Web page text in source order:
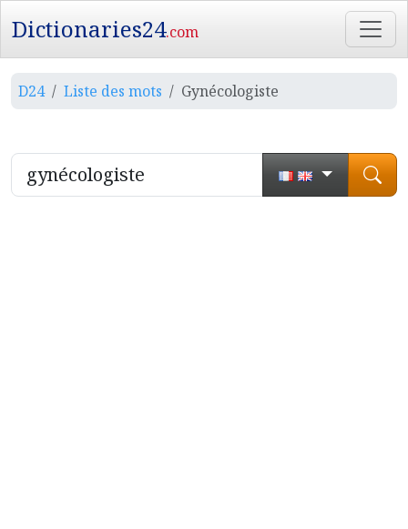
Dictionaries24.com
D24 Liste des mots Gynécologiste